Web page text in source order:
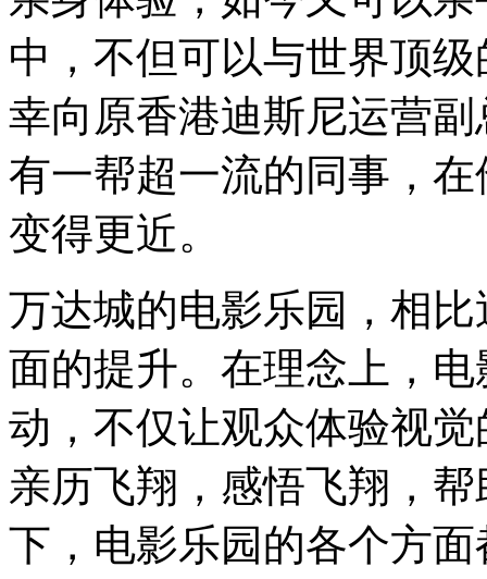
中，不但可以与世界顶
幸向原香港迪斯尼运营
有一帮超一流的同事，
变得更近。
万达城的电影乐园，相
面的提升。在理念上，
动，不仅让观众体验视
亲历飞翔，感悟飞翔，
下，电影乐园的各个方